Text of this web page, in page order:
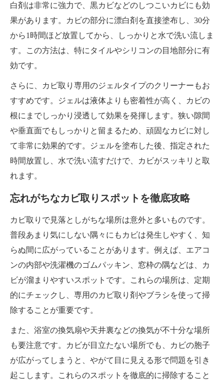
白剤は非常に強力で、黒カビなどのしつこいカビにも効
果があります。カビの部分に漂白剤を直接塗布し、30分
から1時間ほど放置してから、しっかりと水で洗い流しま
す。この方法は、特にタイルやシリコンの目地部分に有
効です。
さらに、カビ取り専用のジェルタイプのクリーナーもお
すすめです。ジェルは液体よりも密着性が高く、カビの
根にまでしっかり浸透して効果を発揮します。狭い隙間
や垂直面でもしっかりと留まるため、頑固なカビに対し
て非常に効果的です。ジェルを塗布した後、指定された
時間放置し、水で洗い流すだけで、カビがスッキリと取
れます。
忘れがちなカビ取りスポットを徹底攻略
カビ取りで見落としがちな場所は意外と多いものです。
普段あまり気にしない隅々にもカビは発生しやすく、知
らぬ間に広がっていることがあります。例えば、エアコ
ンの内部や洗濯機のゴムパッキン、窓枠の隅などは、カ
ビが溜まりやすいスポットです。これらの場所は、定期
的にチェックし、専用のカビ取り剤やブラシを使って掃
除することが重要です。
また、浴室の換気扇や天井裏などの換気が不十分な場所
も要注意です。カビが目立たない場所でも、カビの胞子
が広がってしまうと、やがて目に見える形で問題を引き
起こします。これらのスポットを徹底的に掃除すること